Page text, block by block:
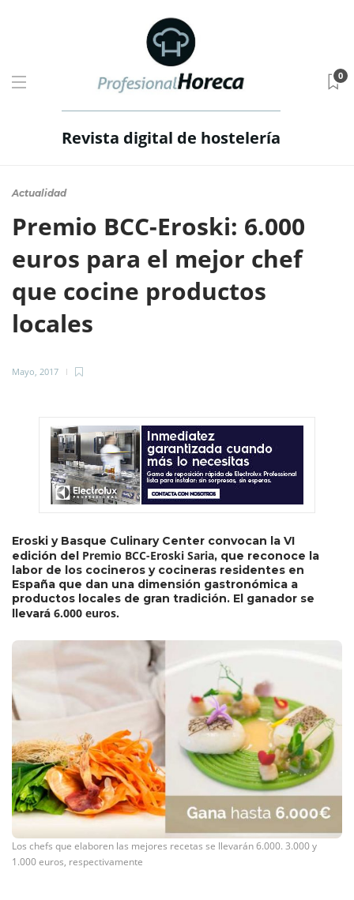
Revista digital de hostelería
0
Actualidad
Premio BCC-Eroski: 6.000
euros para el mejor chef
que cocine productos
locales
Mayo, 2017
Eroski y Basque Culinary Center convocan la VI
edición del Premio BCC-Eroski Saria, que reconoce la
labor de los cocineros y cocineras residentes en
España que dan una dimensión gastronómica a
productos locales de gran tradición. El ganador se
llevará 6.000 euros.
Los chefs que elaboren las mejores recetas se llevarán 6.000. 3.000 y
1.000 euros, respectivamente